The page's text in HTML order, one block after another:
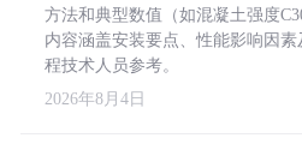
方法和典型数值（如混凝土强度
内容涵盖安装要点、性能影响因
程技术人员参考。
2026年8月4日